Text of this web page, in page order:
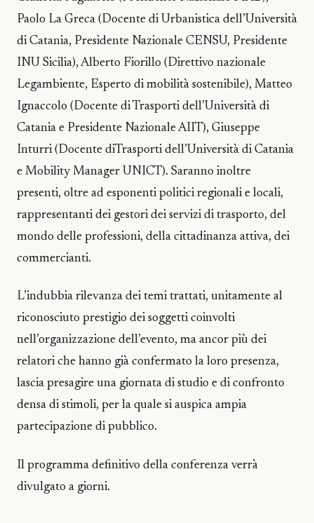
Paolo La Greca (Docente di Urbanistica dell’Università
di Catania, Presidente Nazionale CENSU, Presidente
INU Sicilia), Alberto Fiorillo (Direttivo nazionale
Legambiente, Esperto di mobilità sostenibile), Matteo
Ignaccolo (Docente di Trasporti dell’Università di
Catania e Presidente Nazionale AIIT), Giuseppe
Inturri (Docente diTrasporti dell’Università di Catania
e Mobility Manager UNICT). Saranno inoltre
presenti, oltre ad esponenti politici regionali e locali,
rappresentanti dei gestori dei servizi di trasporto, del
mondo delle professioni, della cittadinanza attiva, dei
commercianti.
L’indubbia rilevanza dei temi trattati, unitamente al
riconosciuto prestigio dei soggetti coinvolti
nell’organizzazione dell’evento, ma ancor più dei
relatori che hanno già confermato la loro presenza,
lascia presagire una giornata di studio e di confronto
densa di stimoli, per la quale si auspica ampia
partecipazione di pubblico.
Il programma definitivo della conferenza verrà
divulgato a giorni.